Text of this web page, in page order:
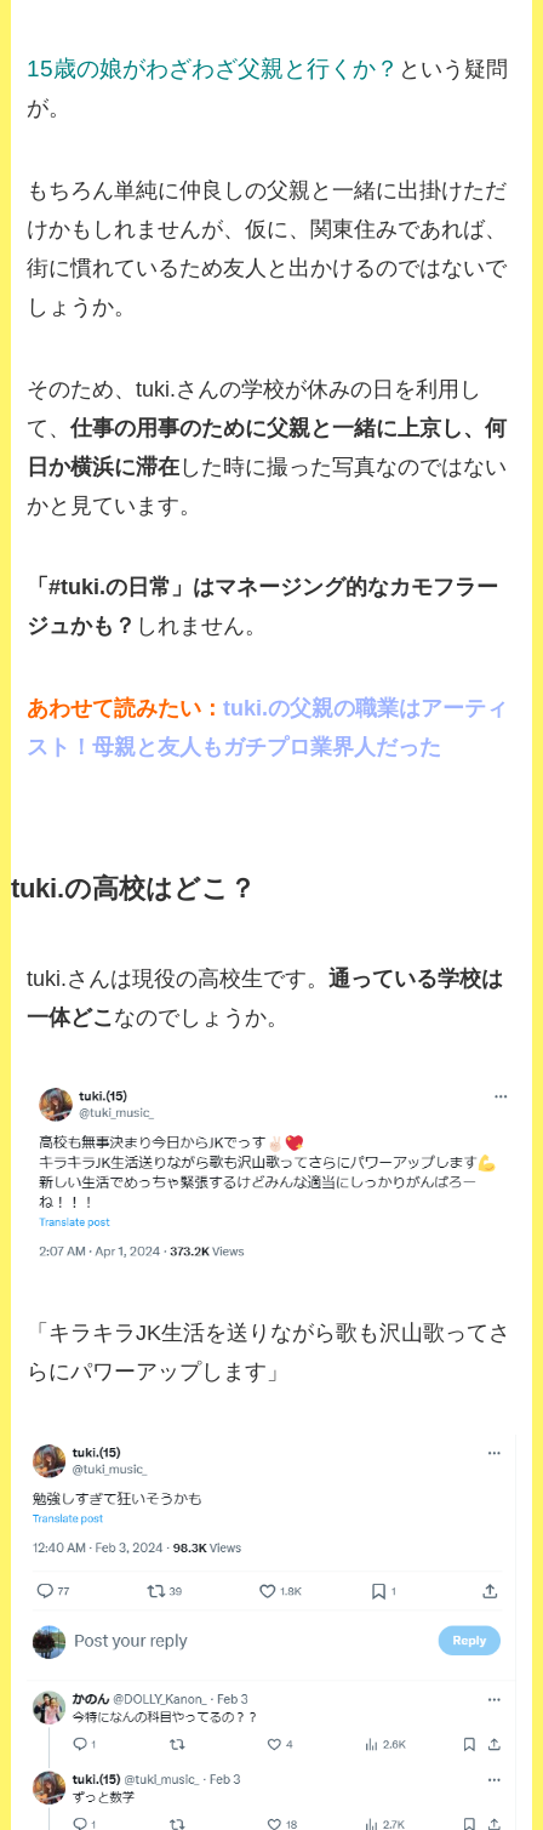
15歳の娘がわざわざ父親と行くか？ という疑問
が。
もちろん単純に仲良しの父親と一緒に出掛けただ
けかもしれませんが、仮に、関東住みであれば、
街に慣れているため友人と出かけるのではないで
しょうか。
そのため、tuki.さんの学校が休みの日を利用し
て、仕事の用事のために父親と一緒に上京し、何
日か横浜に滞在 した時に撮った写真なのではない
かと見ています。
「#tuki.の日常」はマネージング的なカモフラー
ジュかも？ しれません。
あわせて読みたい：tuki.の父親の職業はアーティ
スト！母親と友人もガチプロ業界人だった
tuki.の高校はどこ？
tuki.さんは現役の高校生です。通っている学校は
一体どこなのでしょうか。
「キラキラJK生活を送りながら歌も沢山歌ってさ
らにパワーアップします」